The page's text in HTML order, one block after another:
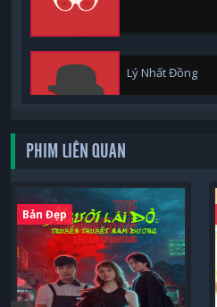
Lý Nhất Đồng
PHIM LIÊN QUAN
Bản Đẹp